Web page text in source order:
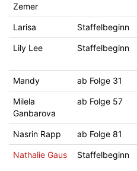
Zemer
Larisa Staffelbeginn
Lily Lee Staffelbeginn
Mandy ab Folge 31
Milela
Ganbarova
ab Folge 57
Nasrin Rapp ab Folge 81
Nathalie Gaus Staffelbeginn